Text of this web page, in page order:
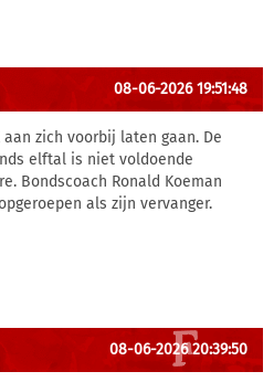
08-06-2026 19:51:48
zich voorbij laten gaan. De
elftal is niet voldoende
Bondscoach Ronald Koeman
als zijn vervanger.
08-06-2026 20:39:50